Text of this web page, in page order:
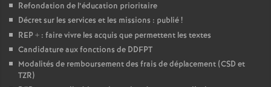
n
s
Refondation de l’éducation prioritaire
Décret sur les services et les missions : publié!
REP + : faire vivre les acquis que permettent les textes
Candidature aux fonctions de DDFPT
Modalités de remboursement des frais de déplacement (CSD et
TZR)